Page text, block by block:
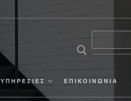
ΥΠΗΡΕΣΙΕΣ ΕΠΙΚΟΙΝΩΝΙΑ